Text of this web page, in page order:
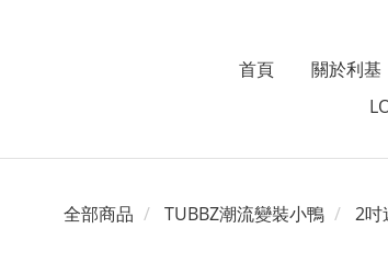
首頁 關於利基
全部商品 TUBBZ潮流變裝小鴨 2吋